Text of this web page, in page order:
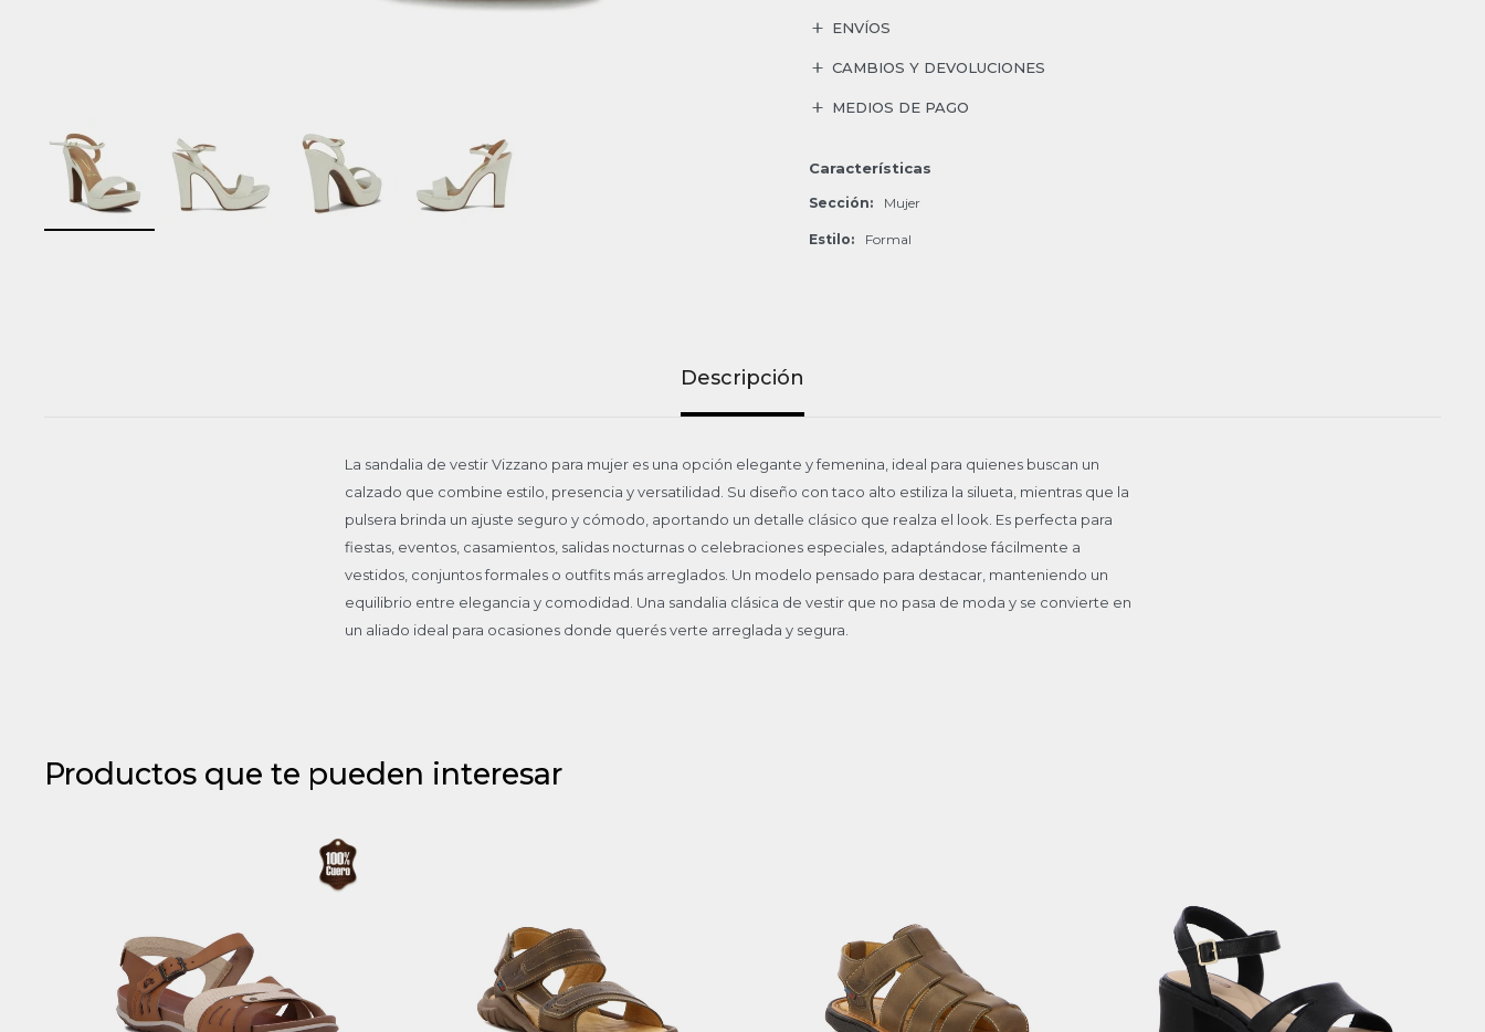
ENVÍOS
CAMBIOS Y DEVOLUCIONES
MEDIOS DE PAGO
Características
Sección Mujer
Estilo Formal
Descripción
La sandalia de vestir Vizzano para mujer es una opción elegante y femenina, ideal para quienes buscan un
calzado que combine estilo, presencia y versatilidad. Su diseño con taco alto estiliza la silueta, mientras que la
pulsera brinda un ajuste seguro y cómodo, aportando un detalle clásico que realza el look. Es perfecta para
fiestas, eventos, casamientos, salidas nocturnas o celebraciones especiales, adaptándose fácilmente a
vestidos, conjuntos formales o outfits más arreglados. Un modelo pensado para destacar, manteniendo un
equilibrio entre elegancia y comodidad. Una sandalia clásica de vestir que no pasa de moda y se convierte en
un aliado ideal para ocasiones donde querés verte arreglada y segura.
Productos que te pueden interesar